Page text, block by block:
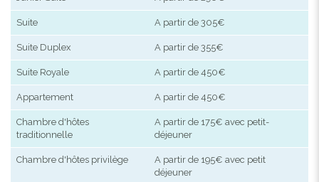
Suite A partir de 305€
Suite Duplex A partir de 355€
Suite Royale A partir de 450€
Appartement A partir de 450€
Chambre d'hôtes
traditionnelle
A partir de 175€ avec petit-
déjeuner
Chambre d'hôtes privilège
A partir de 195€ avec petit
déjeuner